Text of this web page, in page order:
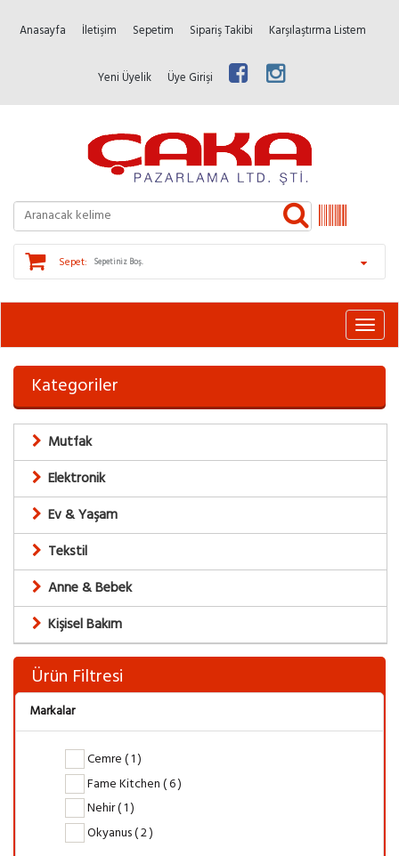
Anasayfa İletişim Sepetim Sipariş Takibi Karşılaştırma Listem
Yeni Üyelik Üye Girişi
Sepet: Sepetiniz Boş.
Kategoriler
Mutfak
Elektronik
Ev & Yaşam
Tekstil
Anne & Bebek
Kişisel Bakım
Ürün Filtresi
Markalar
Cemre ( 1 )
Fame Kitchen ( 6 )
Nehir ( 1 )
Okyanus ( 2 )